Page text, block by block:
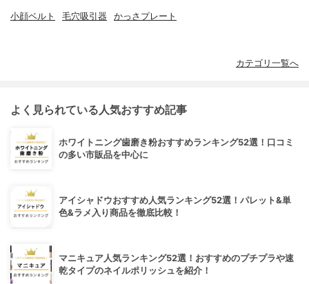
小顔ベルト 毛穴吸引器 かっさプレート
カテゴリ一覧へ
よく見られている人気おすすめ記事
ホワイトニング歯磨き粉おすすめランキング52選！口コミ
の多い市販品を中心に
アイシャドウおすすめ人気ランキング52選！パレット&単
色&ラメ入り商品を徹底比較！
マニキュア人気ランキング52選！おすすめのプチプラや速
乾タイプのネイルポリッシュを紹介！